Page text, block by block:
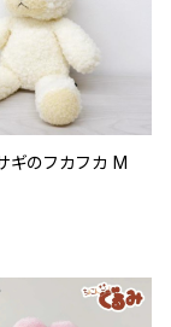
ギのフカフカ M